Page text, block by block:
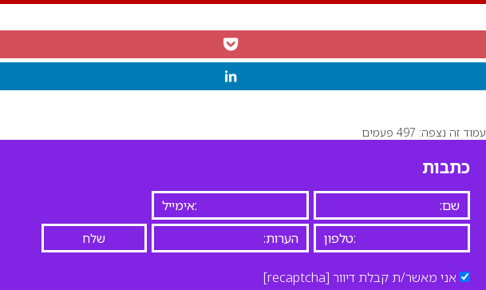
עמוד זה נצפה: 497 פעמים
כתבות
אני מאשר/ת קבלת דיוור [recaptcha]